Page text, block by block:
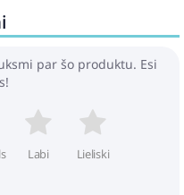
par šo produktu. Esi
Labi Lieliski